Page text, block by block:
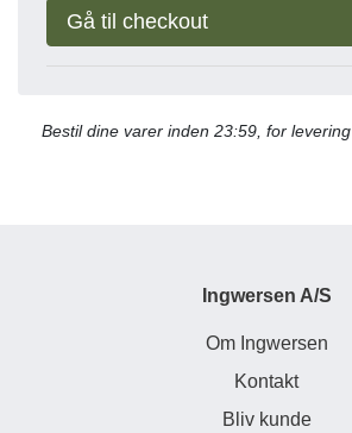
Gå til checkout
Bestil dine varer inden 23:59, for
Ingwersen A/S
Om Ingwersen
Kontakt
Bliv kunde